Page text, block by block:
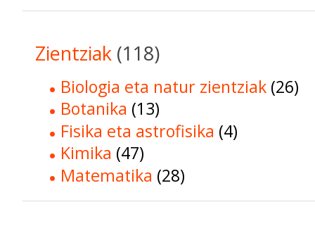
Zientziak (118)
Biologia eta natur zientziak (26)
Botanika (13)
Fisika eta astrofisika (4)
Kimika (47)
Matematika (28)